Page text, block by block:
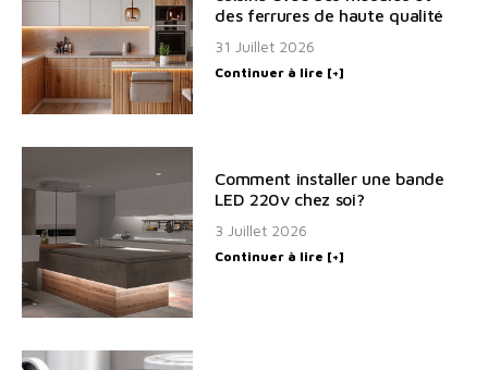
des ferrures de haute qualité
31 Juillet 2026
Continuer à lire [+]
Comment installer une bande
LED 220v chez soi?
3 Juillet 2026
Continuer à lire [+]